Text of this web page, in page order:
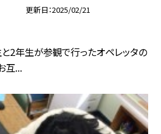
更新日 2025/02/21
2年生が参観で行ったオペレッタの
互...